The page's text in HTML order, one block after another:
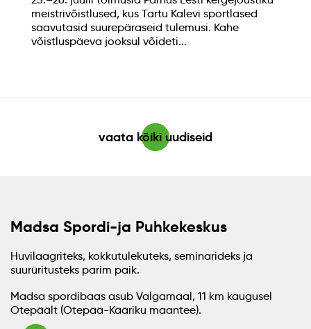
meistrivõistlused, kus Tartu Kalevi sportlased
saavutasid suurepäraseid tulemusi. Kahe
võistluspäeva jooksul võideti...
vaata kõiki uudiseid
Madsa Spordi-ja Puhkekeskus
Huvilaagriteks, kokkutulekuteks, seminarideks ja
suurüritusteks parim paik.
Madsa spordibaas asub Valgamaal, 11 km kaugusel
Otepäält (Otepää-Kääriku maantee).